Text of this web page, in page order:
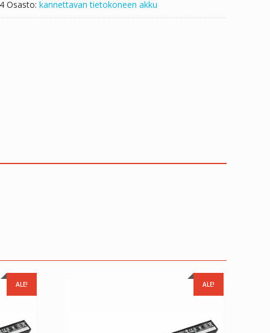
Osasto: kannettavan tietokoneen akku
ALE! ALE!